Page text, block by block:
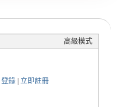
高級模式
登錄| 立即註冊